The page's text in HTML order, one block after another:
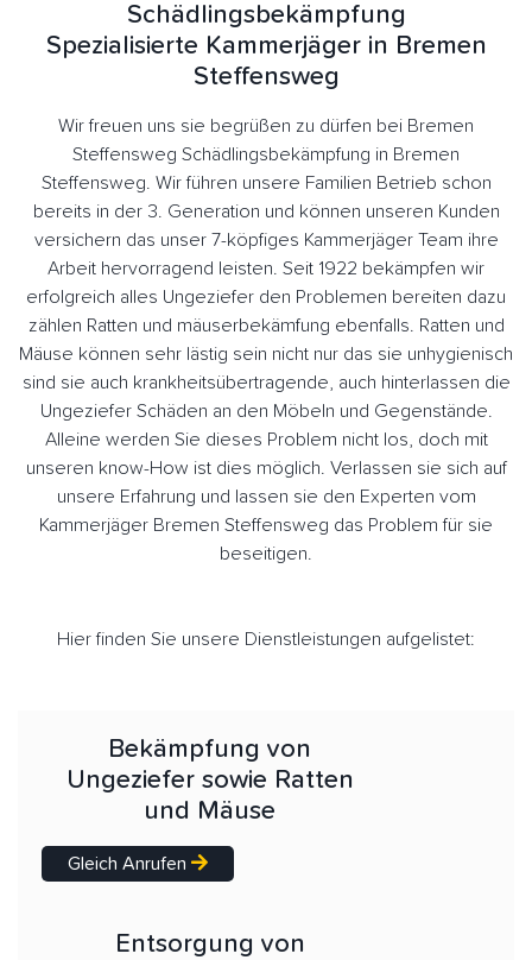
Schädlingsbekämpfung
Spezialisierte Kammerjäger in Bremen
Steffensweg
Wir freuen uns sie begrüßen zu dürfen bei Bremen
Steffensweg Schädlingsbekämpfung in Bremen
Steffensweg. Wir führen unsere Familien Betrieb schon
bereits in der 3. Generation und können unseren Kunden
versichern das unser 7-köpfiges Kammerjäger Team ihre
Arbeit hervorragend leisten. Seit 1922 bekämpfen wir
erfolgreich alles Ungeziefer den Problemen bereiten dazu
zählen Ratten und mäuserbekämfung ebenfalls. Ratten und
Mäuse können sehr lästig sein nicht nur das sie unhygienisch
sind sie auch krankheitsübertragende, auch hinterlassen die
Ungeziefer Schäden an den Möbeln und Gegenstände.
Alleine werden Sie dieses Problem nicht los, doch mit
unseren know-How ist dies möglich. Verlassen sie sich auf
unsere Erfahrung und lassen sie den Experten vom
Kammerjäger Bremen Steffensweg das Problem für sie
beseitigen.
Hier finden Sie unsere Dienstleistungen aufgelistet:
Bekämpfung von
Ungeziefer sowie Ratten
und Mäuse
Gleich Anrufen
Entsorgung von